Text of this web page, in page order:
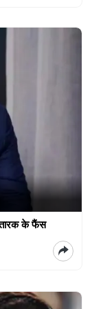
तारक के फैंस